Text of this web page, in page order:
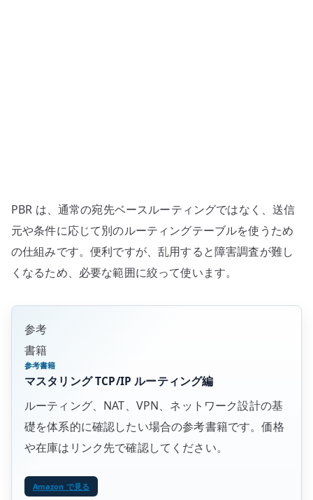
PBR は、通常の宛先ベースルーティングではなく、送信
元や条件に応じて別のルーティングテーブルを使うため
の仕組みです。便利ですが、乱用すると障害調査が難し
くなるため、必要な範囲に絞って使います。
参考
書籍
参考書籍
マスタリング TCP/IP ルーティング編
ルーティング、NAT、VPN、ネットワーク設計の基
礎を体系的に確認したい場合の参考書籍です。価格
や在庫はリンク先で確認してください。
Amazon で見る